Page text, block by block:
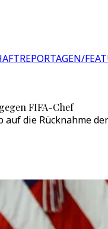
REPORTAGEN/
FIFA-Chef
die Rücknahme